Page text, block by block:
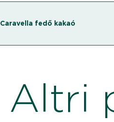
Caravella fedő kakaó
Altri